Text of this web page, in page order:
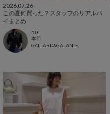
2026.07.26
この夏何買った？スタッフのリアルバ
イまとめ
RUI
本部
GALLARDAGALANTE